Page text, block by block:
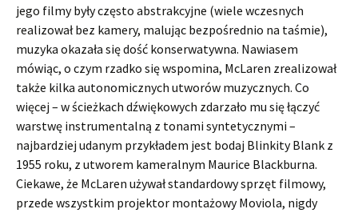
jego filmy były często abstrakcyjne (wiele wczesnych
realizował bez kamery, malując bezpośrednio na taśmie),
muzyka okazała się dość konserwatywna. Nawiasem
mówiąc, o czym rzadko się wspomina, McLaren zrealizował
także kilka autonomicznych utworów muzycznych. Co
więcej – w ścieżkach dźwiękowych zdarzało mu się łączyć
warstwę instrumentalną z tonami syntetycznymi –
najbardziej udanym przykładem jest bodaj Blinkity Blank z
1955 roku, z utworem kameralnym Maurice Blackburna.
Ciekawe, że McLaren używał standardowy sprzęt filmowy,
przede wszystkim projektor montażowy Moviola, nigdy